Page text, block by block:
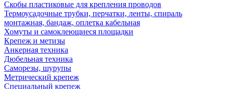
Скобы пластиковые для крепления проводов
Термоусадочные трубки, перчатки, ленты, спираль
монтажная, бандаж, оплетка кабельная
Хомуты и самоклеющиеся площадки
Крепеж и метизы
Анкерная техника
Дюбельная техника
Саморезы, шурупы
Метрический крепеж
Специальный крепеж